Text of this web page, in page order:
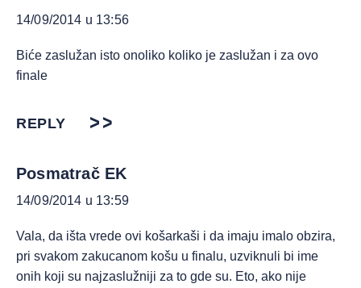
14/09/2014 u 13:56
Biće zaslužan isto onoliko koliko je zaslužan i za ovo
finale
REPLY
Posmatrač EK
14/09/2014 u 13:59
Vala, da išta vrede ovi košarkaši i da imaju imalo obzira,
pri svakom zakucanom košu u finalu, uzviknuli bi ime
onih koji su najzaslužniji za to gde su. Eto, ako nije